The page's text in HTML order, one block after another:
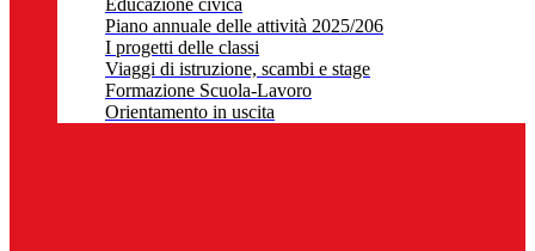
Educazione civica
Piano annuale delle attività 2025/206
I progetti delle classi
Viaggi di istruzione, scambi e stage
Formazione Scuola-Lavoro
Orientamento in uscita